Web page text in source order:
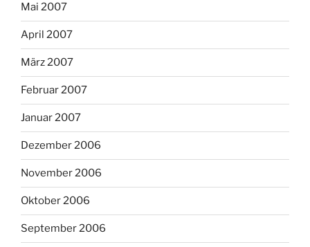
Mai 2007
April 2007
März 2007
Februar 2007
Januar 2007
Dezember 2006
November 2006
Oktober 2006
September 2006